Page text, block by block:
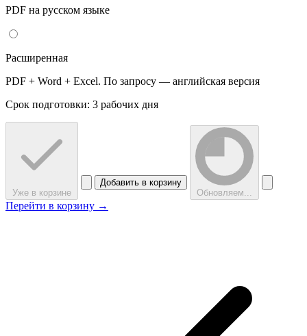
PDF на русском языке
Расширенная
PDF + Word + Excel. По запросу — английская версия
Срок подготовки: 3 рабочих дня
Уже в корзине
Добавить в корзину
Обновляем...
Перейти в корзину →